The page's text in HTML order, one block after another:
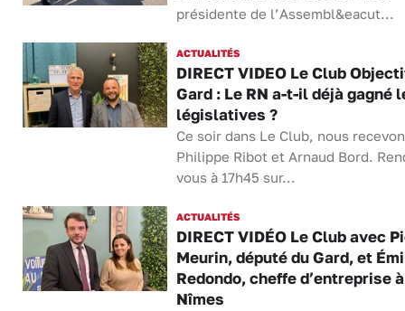
présidente de l’Assembl&eacut...
ACTUALITÉS
DIRECT VIDEO Le Club
Gard : Le RN a-t-il déjà gagné
législatives ?
Ce soir dans Le Club, nous
Philippe Ribot et Arnaud Bord.
vous à 17h45 sur...
ACTUALITÉS
DIRECT VIDÉO Le Club avec
Meurin, député du Gard, et
Redondo, cheffe d’entreprise à
Nîmes